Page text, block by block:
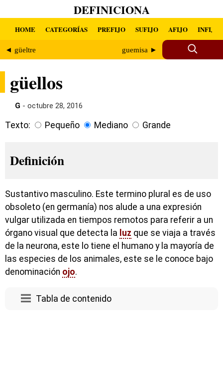
DEFINICIONA
HOME CATEGORÍAS PREFIJO SUFIJO AFIJO INFIJO
◄ güeltre guemisa ►
güellos
G - octubre 28, 2016
Texto: Pequeño Mediano Grande
Definición
Sustantivo masculino. Este termino plural es de uso
obsoleto (en germanía) nos alude a una expresión
vulgar utilizada en tiempos remotos para referir a un
órgano visual que detecta la luz que se viaja a través
de la neurona, este lo tiene el humano y la mayoría de
las especies de los animales, este se le conoce bajo
denominación ojo.
Tabla de contenido